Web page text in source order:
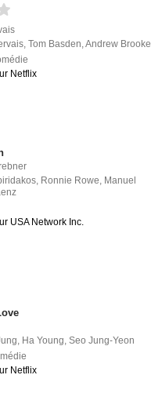
,Tom Basden,Andrew Brooke
Netflix
, Ronnie Rowe, Manuel
USA Network Inc.
Ha Young ,Seo Jung-Yeon
Netflix